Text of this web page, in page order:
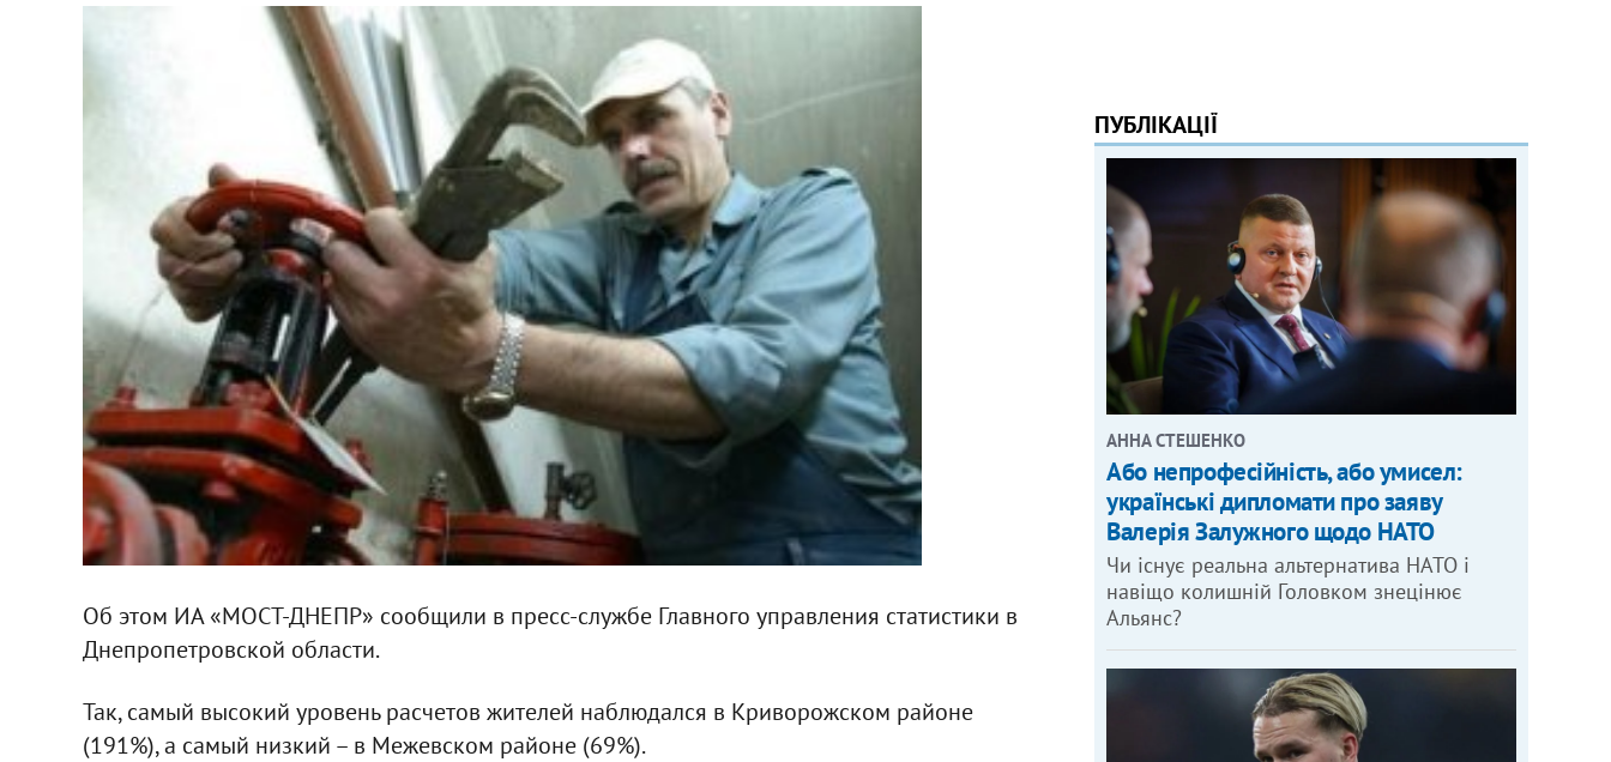
Об этом ИА «МОСТ-ДНЕПР» сообщили в пресс-службе Главного управления статистики в
Днепропетровской области.
Так, самый высокий уровень расчетов жителей наблюдался в Криворожском районе
(191%), а самый низкий – в Межевском районе (69%).
ПУБЛІКАЦІЇ
АННА СТЕШЕНКО
Або непрофесійність, або умисел:
українські дипломати про заяву
Валерія Залужного щодо НАТО
Чи існує реальна альтернатива НАТО і
навіщо колишній Головком знецінює
Альянс?